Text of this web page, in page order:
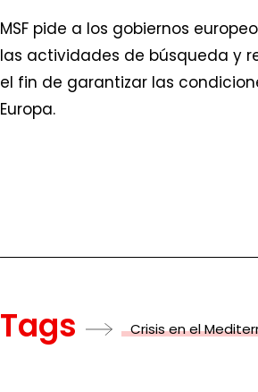
MSF pide a los gobiernos
las actividades de búsqueda y
el fin de garantizar las
Europa.
Tags Crisis en el